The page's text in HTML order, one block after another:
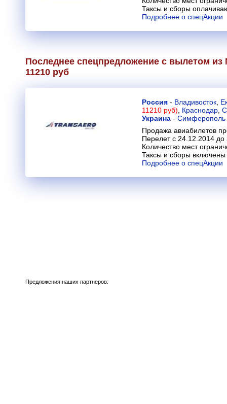
Таксы и сборы
Подробнее о спецАкции
Последнее спецпредложение с вылетом из
11210 руб
Россия - Владивосток
11210 руб)
Краснодар
Украина - Симферополь
Продажа авиабилетов
Перелет с 24.12.2014 до
Количество мест
Таксы и сборы включены
Подробнее о спецАкции
Предложения наших партнеров: